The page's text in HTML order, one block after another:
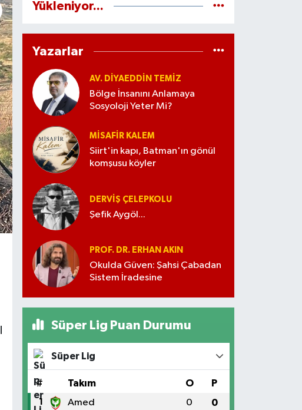
Yükleniyor...
Yazarlar
AV. DIYAEDDIN TEMIZ
Bölge İnsanını Anlamaya
Sosyoloji Yeter Mi?
MISAFIR KALEM
Siirt'in kapı, Batman'ın gönül
komşusu köyler
DERVIŞ ÇELEPKOLU
Şefik Aygöl...
PROF. DR. ERHAN AKIN
Okulda Güven: Şahsi Çabadan
Sistem İradesine
Süper Lig Puan Durumu
Süper Lig
# Takım O P
1 Amed 0 0